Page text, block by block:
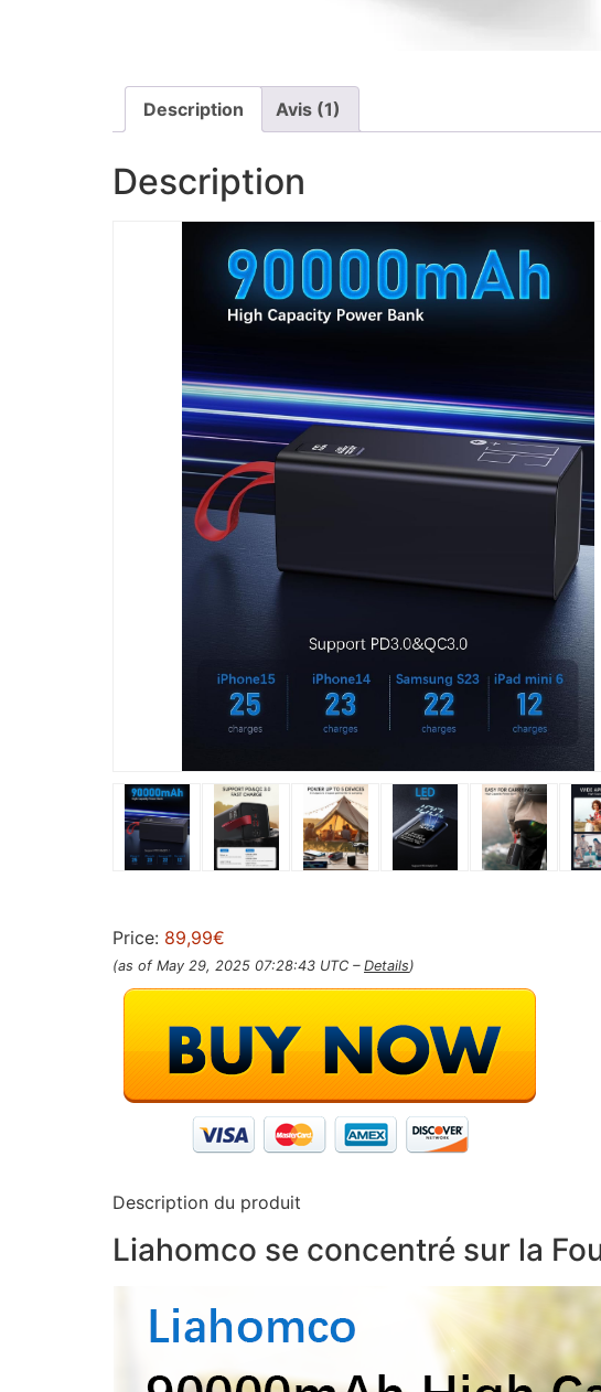
Description Avis (1)
Description
Price: 89,99€
(as of May 29, 2025 07:28:43 UTC – Details)
Description du produit
Liahomco se concentré sur la